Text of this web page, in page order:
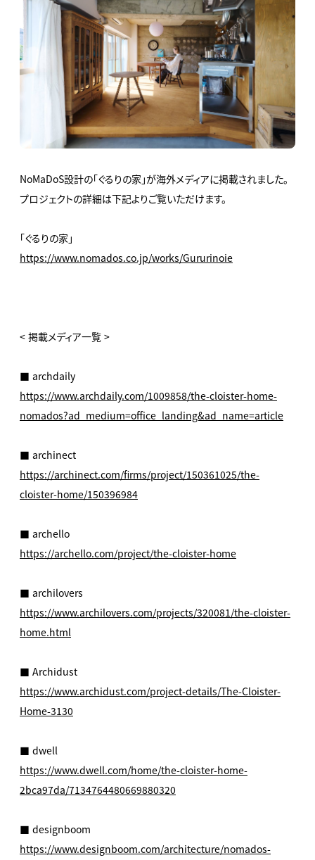
NoMaDoS設計の「ぐるりの家」が海外メディアに掲載されました。
プロジェクトの詳細は下記よりご覧いただけます。
「ぐるりの家」
https://www.nomados.co.jp/works/Gururinoie
< 掲載メディア一覧 >
■ archdaily
https://www.archdaily.com/1009858/the-cloister-home-
nomados?ad_medium=office_landing&ad_name=article
■ archinect
https://archinect.com/firms/project/150361025/the-
cloister-home/150396984
■ archello
https://archello.com/project/the-cloister-home
■ archilovers
https://www.archilovers.com/projects/320081/the-cloister-
home.html
■ Archidust
https://www.archidust.com/project-details/The-Cloister-
Home-3130
■ dwell
https://www.dwell.com/home/the-cloister-home-
2bca97da/7134764480669880320
■ designboom
https://www.designboom.com/architecture/nomados-